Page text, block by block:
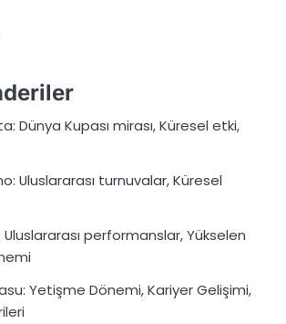
Dünya Kupası mirası, Küresel etki,
Uluslararası turnuvalar, Küresel
performanslar, Yükselen
Yetişme Dönemi, Kariyer Gelişimi,